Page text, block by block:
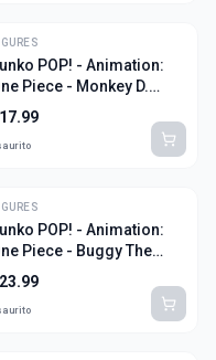
POP! - Animation:
Piece - Monkey D.
[1771]
17.99
POP! - Animation:
Piece - Buggy The
Jester [1778]
23.99